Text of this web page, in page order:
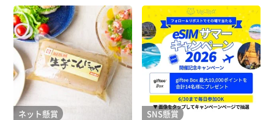
ネット懸賞 SNS懸賞